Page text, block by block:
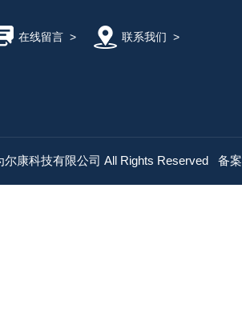
在线留言> 联系我们 >
尔康科技有限公司 All Rights Reserved 备